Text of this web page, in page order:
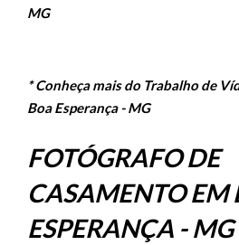
MG
* Conheça mais do Trabalho de
Boa Esperança - MG
FOTÓGRAFO DE
CASAMENTO EM
ESPERANÇA -